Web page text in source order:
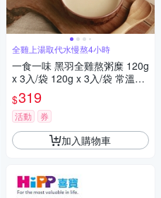
全雞上湯取代水慢熬4小時
一食一味 黑羽全雞熬粥糜 120g
x 3入/袋 120g x 3入/袋 常溫粥/
輕食粥/寶寶粥/副食品
$319
活動 券
加入購物車